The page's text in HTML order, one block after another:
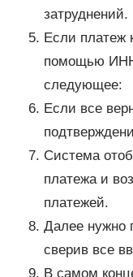
затруднений.
Если платеж
помощью
следующее:
Если все
Система
платежа и
платежей.
Далее нужно
сверив все
В самом